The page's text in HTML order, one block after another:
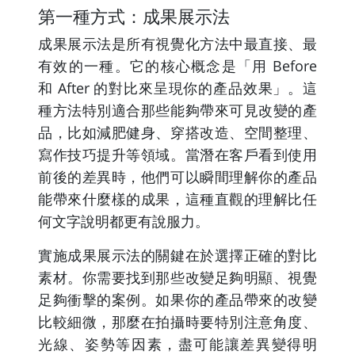
第一種方式：成果展示法
成果展示法是所有視覺化方法中最直接、最
有效的一種。它的核心概念是「用 Before
和 After 的對比來呈現你的產品效果」。這
種方法特別適合那些能夠帶來可見改變的產
品，比如減肥健身、穿搭改造、空間整理、
寫作技巧提升等領域。當潛在客戶看到使用
前後的差異時，他們可以瞬間理解你的產品
能帶來什麼樣的成果，這種直觀的理解比任
何文字說明都更有說服力。
實施成果展示法的關鍵在於選擇正確的對比
素材。你需要找到那些改變足夠明顯、視覺
足夠衝擊的案例。如果你的產品帶來的改變
比較細微，那麼在拍攝時要特別注意角度、
光線、姿勢等因素，盡可能讓差異變得明